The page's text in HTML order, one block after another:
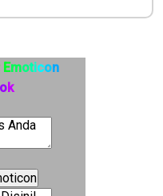
Emoticon
k